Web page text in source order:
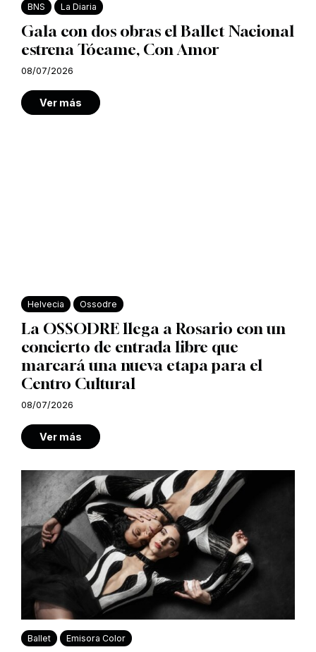
BNS La Diaria
Gala con dos obras el Ballet Nacional
estrena Tócame, Con Amor
08/07/2026
Ver más
Helvecia Ossodre
La OSSODRE llega a Rosario con un
concierto de entrada libre que
marcará una nueva etapa para el
Centro Cultural
08/07/2026
Ver más
Ballet Emisora Color